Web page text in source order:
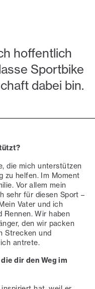
hoffentlich
Sportbike
dabei bin.
die mich unterstützen
zu helfen. Im Moment
Vor allem mein
sehr für diesen Sport –
Vater und ich
Rennen. Wir haben
den wir packen
Strecken und
antrete.
dir den Weg im